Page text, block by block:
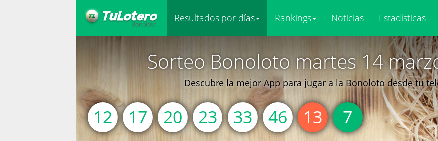
Resultados por días Rankings Noticias Estadísticas
Sorteo Bonoloto martes 14
Descubre la mejor App para jugar a la Bonoloto desde tu
12 17 20 23 33 46 13 7